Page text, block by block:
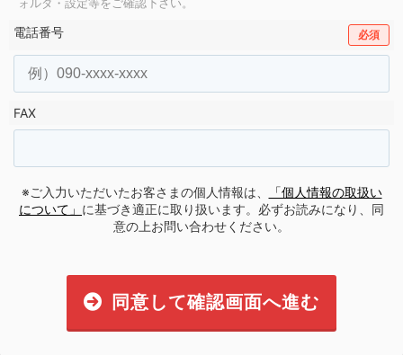
電話番号 必須
FAX
※ご入力いただいたお客さまの個人情報は、
「個人情報の取扱い
について」 に基づき適正に取り扱います。必ずお読みになり、同
意の上お問い合わせください。
同意して確認画面へ進む